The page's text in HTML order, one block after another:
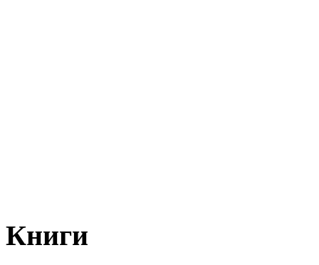
Книги